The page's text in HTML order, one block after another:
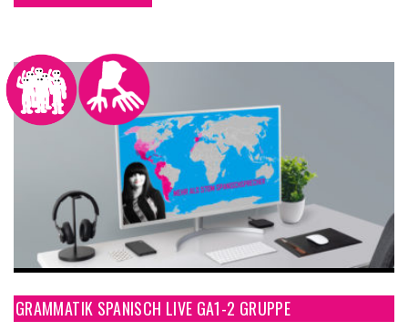
GRAMMATIK SPANISCH LIVE GA1-2 GRUPPE